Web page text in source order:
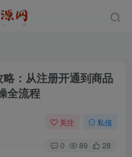
略：从注册开通到商品
全流程
关注 私信
0 89 28